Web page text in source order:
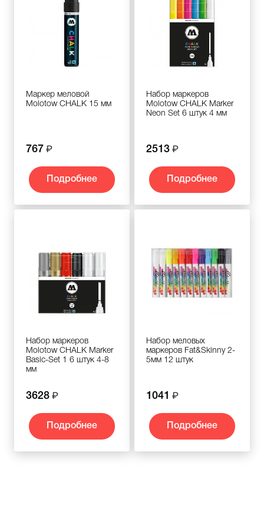
Маркер меловой
Molotow CHALK 15 мм
767
Подробнее
Набор маркеров
Molotow CHALK Marker
Neon Set 6 штук 4 мм
2513
Подробнее
Набор маркеров
Molotow CHALK Marker
Basic-Set 1 6 штук 4-8
мм
3628
Подробнее
Набор меловых
маркеров Fat&Skinny 2-
5мм 12 штук
1041
Подробнее